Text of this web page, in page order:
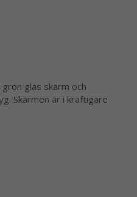
glas skärm och
Skärmen är i kraftigare